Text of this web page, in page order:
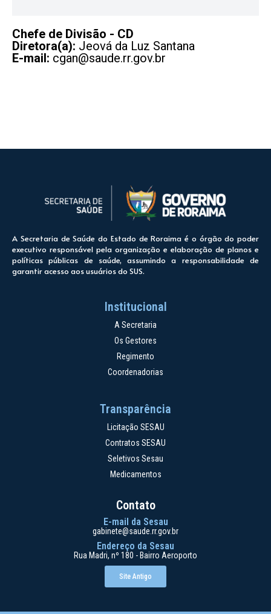
Chefe de Divisão - CD
Diretora(a): Jeová da Luz Santana
E-mail: cgan@saude.rr.gov.br
A Secretaria de Saúde do Estado de Roraima é o órgão do poder
executivo responsável pela organização e elaboração de planos e
políticas públicas de saúde, assumindo a responsabilidade de
garantir acesso aos usuários do SUS.
Institucional
A Secretaria
Os Gestores
Regimento
Coordenadorias
Transparência
Licitação SESAU
Contratos SESAU
Seletivos Sesau
Medicamentos
Contato
E-mail da Sesau
gabinete@saude.rr.gov.br
Endereço da Sesau
Rua Madri, nº 180 - Bairro Aeroporto
Site Antigo